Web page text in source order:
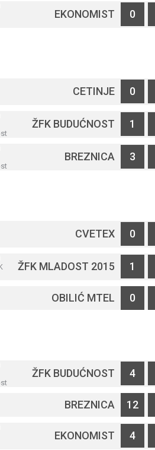
EKONOMIST 0
CETINJE 0
ŽFK BUDUĆNOST 1
BREZNICA 3
CVETEX 0
ŽFK MLADOST 2015 1
OBILIĆ MTEL 0
ŽFK BUDUĆNOST 4
BREZNICA 12
EKONOMIST 4